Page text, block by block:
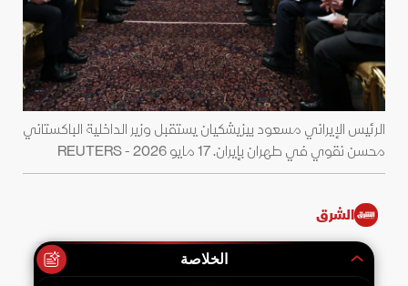
الرئيس الإيراني مسعود بيزيشكيان يستقبل وزير الداخلية الباكستاني
محسن نقوي في طهران بإيران. 17 مايو 2026 - REUTERS
الشرق
الخلاصة